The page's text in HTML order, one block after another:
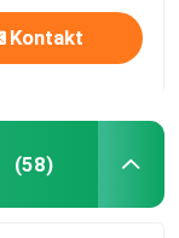
Kontakt
(58)